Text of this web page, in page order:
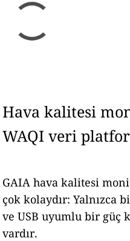
Hava kalitesi
WAQI veri
GAIA hava kalitesi
çok kolaydır: Yalnızca
ve USB uyumlu bir güç
vardır.